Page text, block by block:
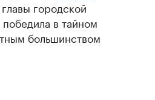
городской
в тайном
большинством